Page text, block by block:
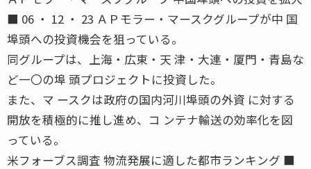
■ 06 ・ 12 ・ 23 ＡＰモラー・マースクグループが中 国
埠頭への投資機会を狙っている。
同グループは、上海・広東・天 津・大連・厦門・青島な
ど一〇の埠 頭プロジェクトに投資した。
また、マ ースクは政府の国内河川埠頭の外資 に対する
開放を積極的に推し進め、コ ンテナ輸送の効率化を図
っている。
米フォーブス調査 物流発展に適した都市ランキング ■